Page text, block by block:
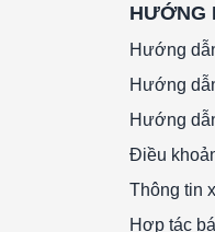
HƯỚNG
Hướng
Hướng
Hướng
Điều
Thông tin
Hợp tác